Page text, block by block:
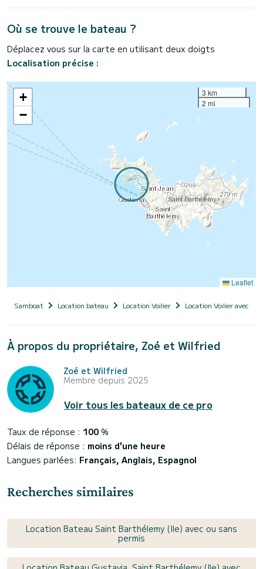
Où se trouve le bateau ?
Déplacez vous sur la carte en utilisant deux doigts
Localisation précise :
+
−
3 km
2 mi
Leaflet
Samboat Location bateau Location Voilier Location Voilier avec
À propos du propriétaire, Zoé et Wilfried
Zoé et Wilfried
Membre depuis 2025
Voir tous les bateaux de ce pro
Taux de réponse : 100 %
Délais de réponse : moins d'une heure
Langues parlées: Français, Anglais, Espagnol
Recherches similaires
Location Bateau Saint Barthélemy (Ile) avec ou sans
permis